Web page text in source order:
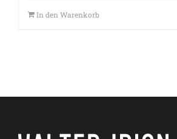
In den Warenkorb